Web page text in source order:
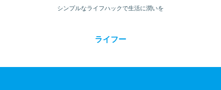
シンプルなライフハックで生活に潤いを
ライフー